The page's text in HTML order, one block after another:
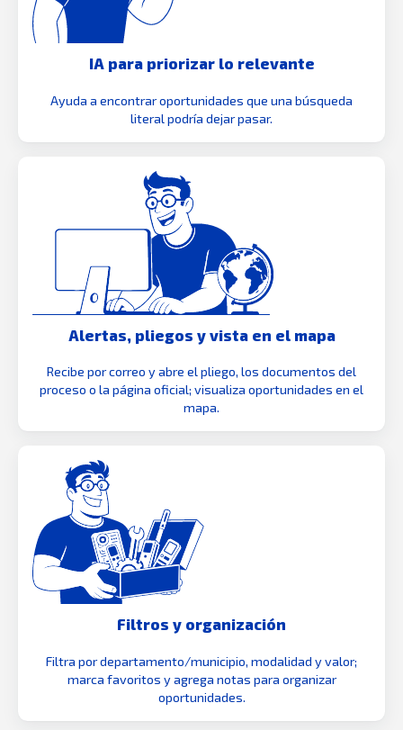
IA para priorizar lo relevante
Ayuda a encontrar oportunidades que una búsqueda
literal podría dejar pasar.
Alertas, pliegos y vista en el mapa
Recibe por correo y abre el pliego, los documentos del
proceso o la página oficial; visualiza oportunidades en el
mapa.
Filtros y organización
Filtra por departamento/municipio, modalidad y valor;
marca favoritos y agrega notas para organizar
oportunidades.